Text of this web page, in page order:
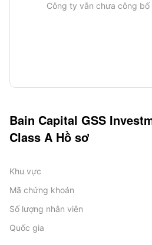
Công ty vẫn chưa công bố
Bain Capital GSS
Class A Hồ sơ
Khu vực
Mã chứng khoán
Số lượng nhân viên
Quốc gia